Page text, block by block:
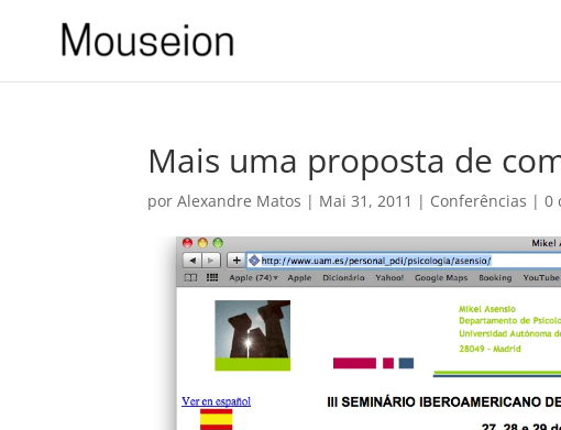
Mais uma proposta de
porAlexandre Matos | Mai 31, 2011 | Conferências |0